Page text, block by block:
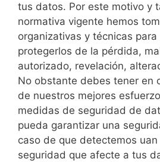
tus datos. Por este motivo y
normativa vigente hemos
organizativas y técnicas para
protegerlos de la pérdida,
autorizado, revelación,
No obstante debes tener en
de nuestros mejores
medidas de seguridad de
pueda garantizar una
caso de que detectemos
seguridad que afecte a tus